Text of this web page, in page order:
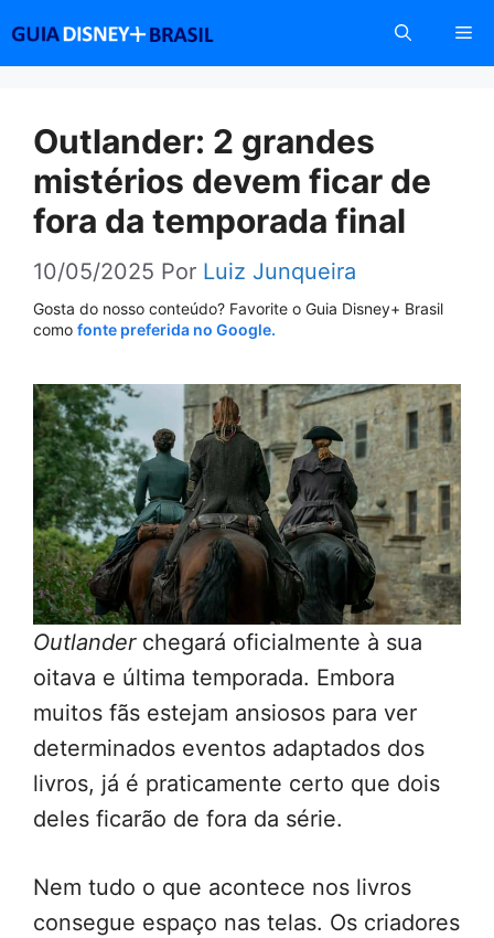
conteúdo
Outlander: 2 grandes
mistérios devem ficar de
fora da temporada final
10/05/2025 Por Luiz Junqueira
Gosta do nosso conteúdo? Favorite o Guia Disney+ Brasil
como fonte preferida no Google.
Outlanderchegará oficialmente à sua
oitava e última temporada. Embora
muitos fãs estejam ansiosos para ver
determinados eventos adaptados dos
livros, já é praticamente certo que dois
deles ficarão de fora da série.
Nem tudo o que acontece nos livros
consegue espaço nas telas. Os criadores